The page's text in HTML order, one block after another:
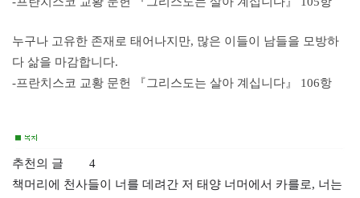
누구나 고유한 존재로 태어나지만, 많은 이들이 남들을 모방하
다 삶을 마감합니다.
-프란치스코 교황 문헌 『그리스도는 살아 계십니다』 106항
추천의 글
4
책머리에 천사들이 너를 데려간 저 태양 너머에서 카를로, 너는